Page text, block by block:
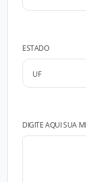
ESTADO
DIGITE AQUI SUA